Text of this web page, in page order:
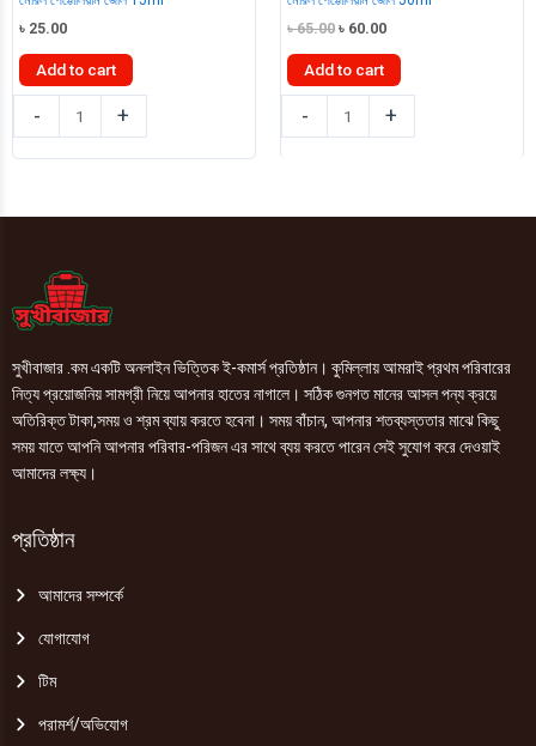
৳ 25.00
Add to cart
-
পেট্টোলিয়াম
জেলি
quantity
+
৳65.00 Original
was:
৳ 65.00.
৳ 60.00Current
৳ 60.00.
Add to cart
-
পেট্টোলিয়াম
জেলি
quantity
+
সুখীবাজার .কম একটি অনলাইন ভিত্তিক ই-কমার্স প্রতিষ্ঠান। কুমিল্লায় আমরাই প্রথম পরিবারের
নিত্য প্রয়োজনিয় সামগ্রী নিয়ে আপনার হাতের নাগালে। সঠিক গুনগত মানের আসল পন্য ক্রয়ে
অতিরিক্ত টাকা,সময় ও শ্রম ব্যায় করতে হবেনা। সময় বাঁচান, আপনার শতব্যস্ততার মাঝে কিছু
সময় যাতে আপনি আপনার পরিবার-পরিজন এর সাথে ব্যয় করতে পারেন সেই সুযোগ করে দেওয়াই
আমাদের লক্ষ্য।
প্রতিষ্ঠান
আমাদের সম্পর্কে
যোগাযোগ
টিম
পরামর্শ/অভিযোগ